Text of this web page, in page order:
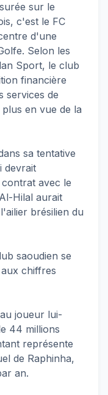
sur le
c'est le FC
d'une
Selon les
Sport, le club
financière
services de
en vue de la
sa tentative
devrait
avec le
Hilal aurait
brésilien du
saoudien se
chiffres
joueur lui-
44 millions
représente
de Raphinha,
an.